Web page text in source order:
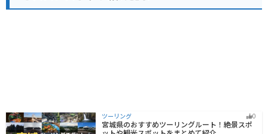
り、ツーリングの拠点としても最適です。 道の駅 吉野路
ツーリング 0
宮城県のおすすめツーリングルート！絶景スポ